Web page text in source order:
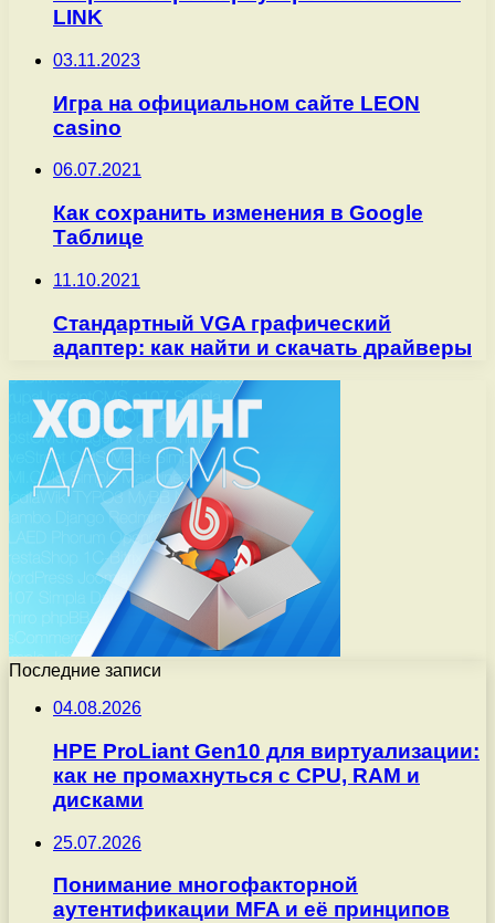
LINK
03.11.2023
Игра на официальном сайте LEON
casino
06.07.2021
Как сохранить изменения в Google
Таблице
11.10.2021
Стандартный VGA графический
адаптер: как найти и скачать драйверы
Последние записи
04.08.2026
HPE ProLiant Gen10 для виртуализации:
как не промахнуться с CPU, RAM и
дисками
25.07.2026
Понимание многофакторной
аутентификации MFA и её принципов